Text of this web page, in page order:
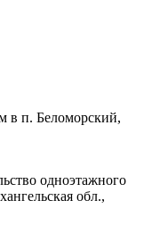
в п. Беломорский,
одноэтажного
обл.,